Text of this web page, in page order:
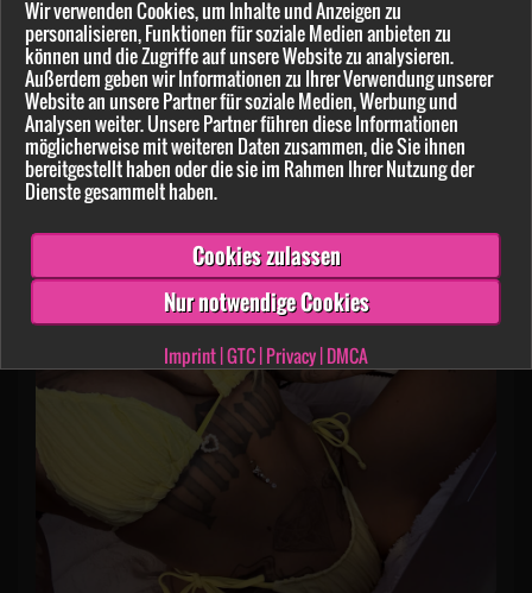
Wir verwenden Cookies, um Inhalte und Anzeigen zu
personalisieren, Funktionen für soziale Medien anbieten zu
können und die Zugriffe auf unsere Website zu analysieren.
Außerdem geben wir Informationen zu Ihrer Verwendung unserer
Website an unsere Partner für soziale Medien, Werbung und
Analysen weiter. Unsere Partner führen diese Informationen
möglicherweise mit weiteren Daten zusammen, die Sie ihnen
bereitgestellt haben oder die sie im Rahmen Ihrer Nutzung der
Dienste gesammelt haben.
Cookies zulassen
Nur notwendige Cookies
Imprint|GTC|Privacy|DMCA
113 8
SHIVA69 HAT NOCH 12 WEITERE NEWSBEITRÄGE
VERÖFFENTLICHT!
Melde dich jetzt an um alle zu sehen!
Jetzt mitmachen!